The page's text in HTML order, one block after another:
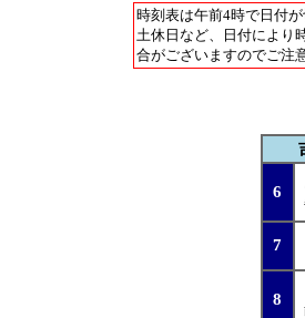
時刻表は午前4時で日付
土休日など、日付により
合がございますのでご注
6
7
8